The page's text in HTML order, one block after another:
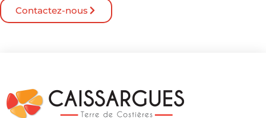
Contactez-nous